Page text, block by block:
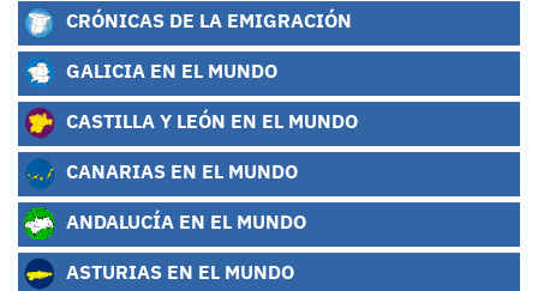
CRÓNICAS DE LA EMIGRACIÓN
GALICIA EN EL MUNDO
CASTILLA Y LEÓN EN EL MUNDO
CANARIAS EN EL MUNDO
ANDALUCÍA EN EL MUNDO
ASTURIAS EN EL MUNDO